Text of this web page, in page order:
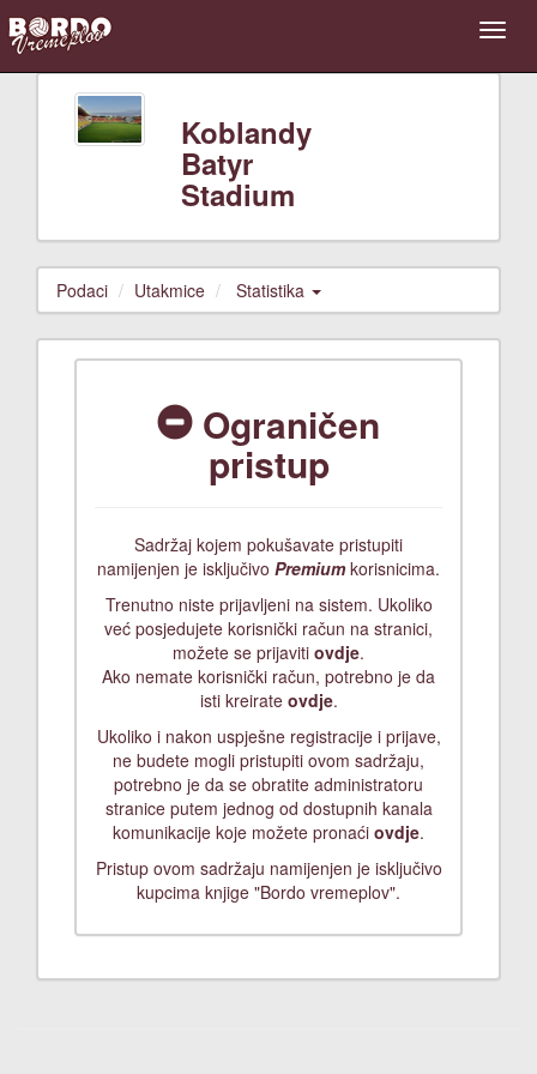
Koblandy
Batyr
Stadium
Podaci Utakmice Statistika
Ograničen
pristup
Sadržaj kojem pokušavate pristupiti
namijenjen je isključivo Premiumkorisnicima.
Trenutno niste prijavljeni na sistem. Ukoliko
već posjedujete korisnički račun na stranici,
možete se prijaviti ovdje.
Ako nemate korisnički račun, potrebno je da
isti kreirate ovdje.
Ukoliko i nakon uspješne registracije i prijave,
ne budete mogli pristupiti ovom sadržaju,
potrebno je da se obratite administratoru
stranice putem jednog od dostupnih kanala
komunikacije koje možete pronaći ovdje.
Pristup ovom sadržaju namijenjen je isključivo
kupcima knjige "Bordo vremeplov".